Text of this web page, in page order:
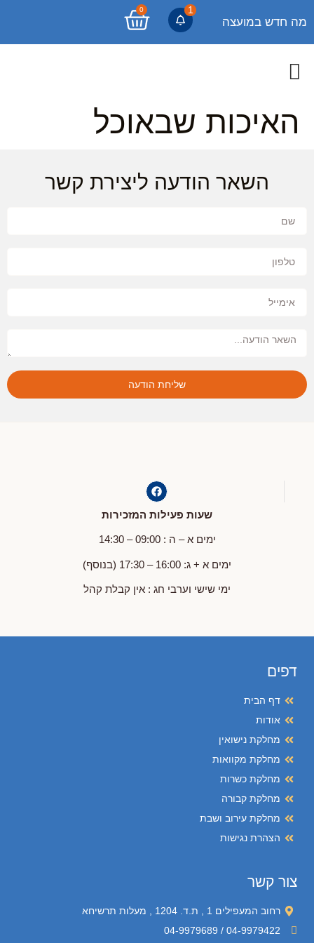
מה חדש במועצה
1
0
האיכות שבאוכל
השאר הודעה ליצירת קשר
שליחת הודעה
שעות פעילות המזכירות
ימים א – ה : 09:00 – 14:30
ימים א + ג: 16:00 – 17:30 (בנוסף)
ימי שישי וערבי חג : אין קבלת קהל
דפים
דף הבית
אודות
מחלקת נישואין
מחלקת מקוואות
מחלקת כשרות
מחלקת קבורה
מחלקת עירוב ושבת
הצהרת נגישות
צור קשר
רחוב המעפילים 1 , ת.ד. 1204 , מעלות תרשיחא
04-9979422 / 04-9979689